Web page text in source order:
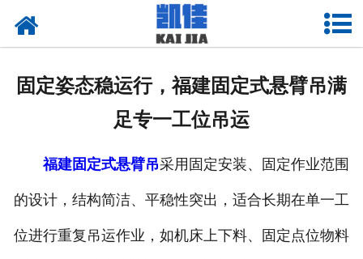
厂房设备
固定姿态稳运行，福建固定式悬臂吊满
足专一工位吊运
福建固定式悬臂吊采用固定安装、固定作业范围
的设计，结构简洁、平稳性突出，适合长期在单一工
位进行重复吊运作业，如机床上下料、固定点位物料